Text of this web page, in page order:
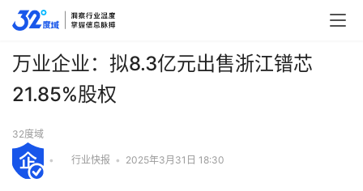
万业企业：拟8.3亿元出售浙江镨芯
21.85%股权
32度域
• 行业快报 • 2025年3月31日 18:30